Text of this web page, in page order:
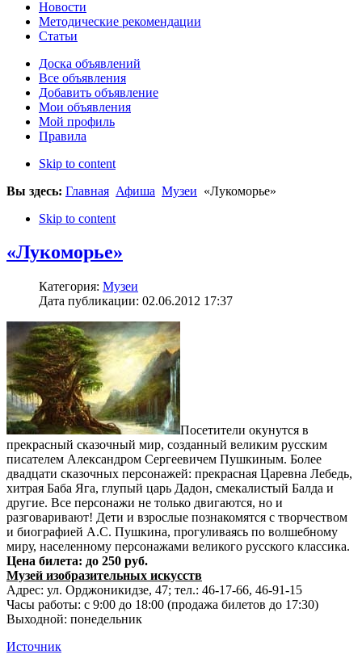
Новости
Методические рекомендации
Статьи
Доска объявлений
Все объявления
Добавить объявление
Мои объявления
Мой профиль
Правила
Skip to content
Вы здесь: Главная Афиша Музеи «Лукоморье»
Skip to content
«Лукоморье»
Категория: Музеи
Дата публикации: 02.06.2012 17:37
Посетители окунутся в
прекрасный сказочный мир, созданный великим русским
писателем Александром Сергеевичем Пушкиным. Более
двадцати сказочных персонажей: прекрасная Царевна Лебедь,
хитрая Баба Яга, глупый царь Дадон, смекалистый Балда и
другие. Все персонажи не только двигаются, но и
разговаривают! Дети и взрослые познакомятся с творчеством
и биографией А.С. Пушкина, прогуливаясь по волшебному
миру, населенному персонажами великого русского классика.
Цена билета: до 250 руб.
Музей изобразительных искусств
Адрес: ул. Орджоникидзе, 47; тел.: 46-17-66, 46-91-15
Часы работы: с 9:00 до 18:00 (продажа билетов до 17:30)
Выходной: понедельник
Источник